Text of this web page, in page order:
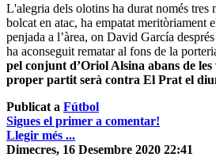
L'alegria dels olotins ha durat només tres
bolcat en atac, ha empatat meritòriament
penjada a l’àrea, on David García
ha aconseguit rematar al fons de la
pel conjunt d’Oriol Alsina abans de
proper partit serà contra El Prat el
Publicat a Fútbol
Sigues el primer a comentar!
Llegir més ...
Dimecres, 16 Desembre 2020 22:41